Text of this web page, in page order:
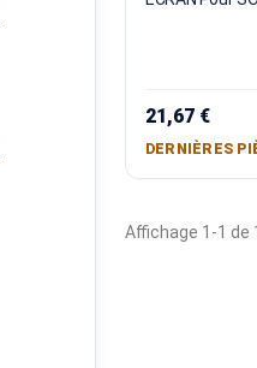
21,67 €
DERNIÈRES
Affichage 1-1 de